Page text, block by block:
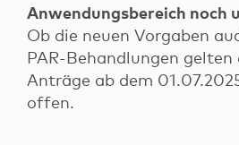
Anwendungsbereich noch
Ob die neuen Vorgaben
PAR-Behandlungen
Anträge ab dem
offen.